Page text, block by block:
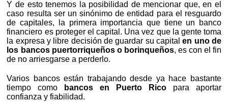
Y de esto tenemos la posibilidad de mencionar que, en el
caso resulta ser un sinónimo de entidad para el resguardo
de capitales, la primera importancia que tiene un banco
financiero es proteger el capital. Una vez que la gente toma
la expresa y libre decisión de guardar su capitalen uno de
los bancos puertorriqueños o borinqueños, es con el fin
de no arriesgarse a perderlo.
Varios bancos están trabajando desde ya hace bastante
tiempo como
bancos en Puerto Rico para aportar
confianza y fiabilidad.